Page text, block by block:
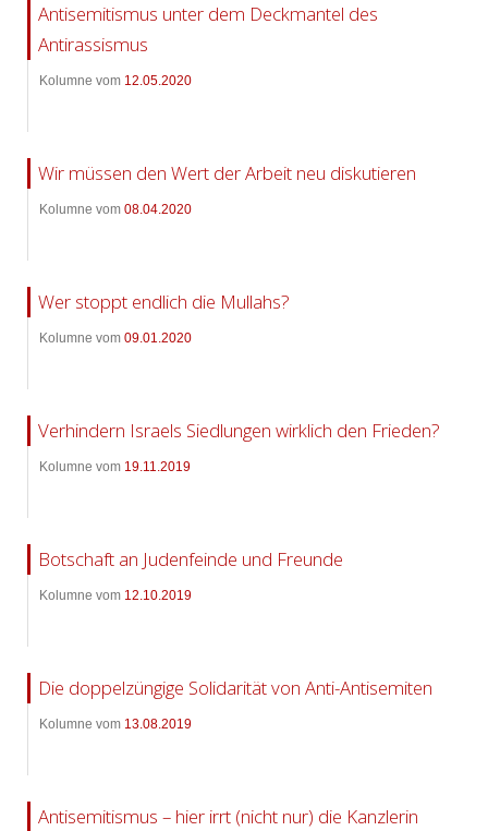
Antisemitismus unter dem Deckmantel des
Antirassismus
Kolumne vom 12.05.2020
Wir müssen den Wert der Arbeit neu diskutieren
Kolumne vom 08.04.2020
Wer stoppt endlich die Mullahs?
Kolumne vom 09.01.2020
Verhindern Israels Siedlungen wirklich den Frieden?
Kolumne vom 19.11.2019
Botschaft an Judenfeinde und Freunde
Kolumne vom 12.10.2019
Die doppelzüngige Solidarität von Anti-Antisemiten
Kolumne vom 13.08.2019
Antisemitismus – hier irrt (nicht nur) die Kanzlerin